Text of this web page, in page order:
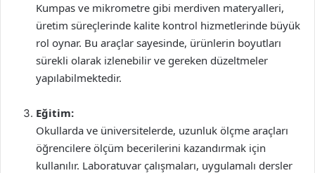
Kumpas ve mikrometre gibi merdiven materyalleri,
üretim süreçlerinde kalite kontrol hizmetlerinde büyük
rol oynar. Bu araçlar sayesinde, ürünlerin boyutları
sürekli olarak izlenebilir ve gereken düzeltmeler
yapılabilmektedir.
Eğitim:
Okullarda ve üniversitelerde, uzunluk ölçme araçları
öğrencilere ölçüm becerilerini kazandırmak için
kullanılır. Laboratuvar çalışmaları, uygulamalı dersler